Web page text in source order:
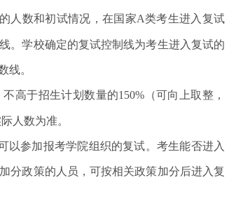
人数和初试情况，在国家A类考生进入复试
。学校确定的复试控制线为考生进入复试的
线。
不高于招生计划数量的1 50%（可向上取整，
人数为准。
以参加报考学院组织的复试。考生能否进入
分政策的人员，可按相关政策加分后进入复